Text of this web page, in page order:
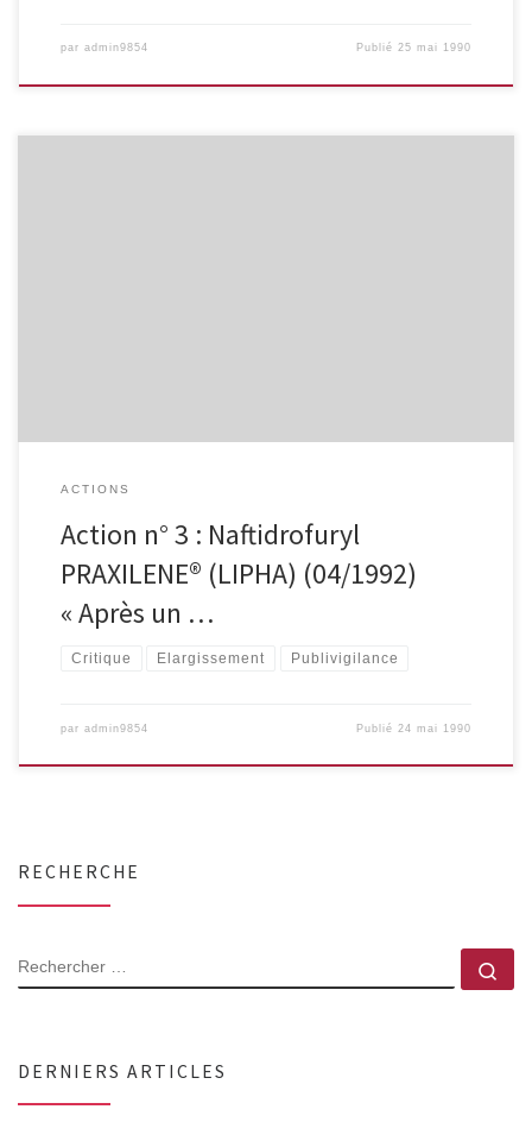
par admin9854 Publié25 mai 1990
ACTIONS
Action n° 3 : Naftidrofuryl
PRAXILENE® (LIPHA) (04/1992)
« Après un …
Critique Elargissement Publivigilance
par admin9854 Publié 24 mai 1990
RECHERCHE
RECHERCHER
DERNIERS ARTICLES